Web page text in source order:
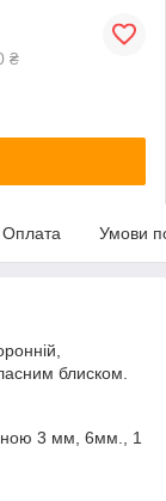
₴
Оплата Умови
блиском.
3 мм, 6мм., 1